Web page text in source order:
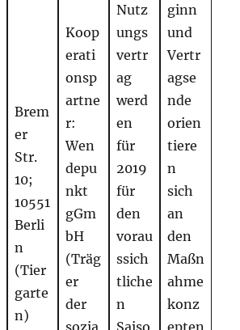
Brem
er
Str.
10;
10551
Berli
n
(Tier
garte
n)
Koop
erati
onsp
artne
r:
Wen
depu
nkt
gGm
bH
(Träg
er
der
sozia
Nutz
ungs
vertr
ag
werd
en
für
2019
für
den
vorau
ssich
tliche
n
Saiso
ginn
und
Vertr
agse
nde
orien
tiere
n
sich
an
den
Maßn
ahme
konz
epten